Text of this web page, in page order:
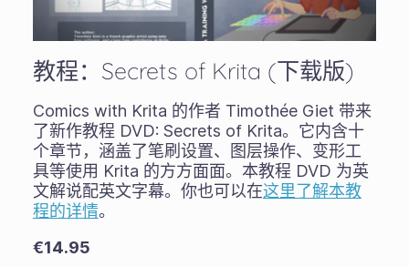
教程：Secrets of Krita (下载版)
Comics with Krita 的作者 Timothée Giet 带来
了新作教程 DVD: Secrets of Krita。它内含十
个章节，涵盖了笔刷设置、图层操作、变形工
具等使用 Krita 的方方面面。本教程 DVD 为英
文解说配英文字幕。你也可以在这里了解本教
程的详情。
€14.95